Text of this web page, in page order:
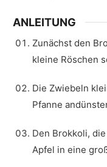
ANLEITUNG
Zunächst den
kleine Röschen
Die Zwiebeln
Pfanne
Den Brokkoli,
Apfel in eine